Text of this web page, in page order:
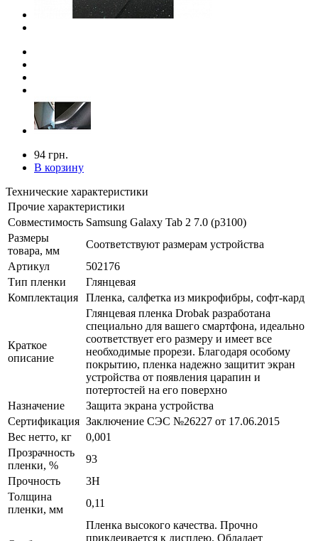
94 грн.
В корзину
Технические характеристики
Прочие характеристики
Совместимость Samsung Galaxy Tab 2 7.0 (p3100)
Размеры
товара, мм
Соответствуют размерам устройства
Артикул
502176
Тип пленки
Глянцевая
Комплектация
Пленка, салфетка из микрофибры, софт-кард
Краткое
описание
Глянцевая пленка Drobak разработана
специально для вашего смартфона, идеально
соответствует его размеру и имеет все
необходимые прорези. Благодаря особому
покрытию, пленка надежно защитит экран
устройства от появления царапин и
потертостей на его поверхно
Назначение
Защита экрана устройства
Сертификация Заключение СЭС №26227 от 17.06.2015
Вес нетто, кг
0,001
Прозрачность
пленки, %
93
Прочность
3H
Толщина
пленки, мм
0,11
Пленка высокого качества. Прочно
приклеивается к дисплею. Обладает